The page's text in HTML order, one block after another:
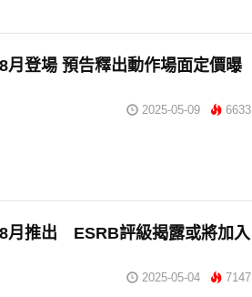
月登場 預告釋出動作場面定價曝
2025-05-09 6633
8月推出 ESRB評級揭露或將加入
2025-05-04 7147